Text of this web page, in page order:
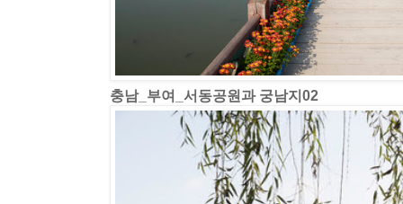
충남_부여_서동공원과 궁남지02